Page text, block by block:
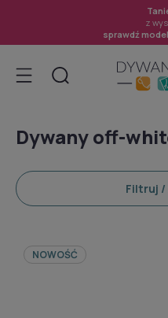
z
sprawdź
Dywany off-
Filtruj /
NOWOŚĆ